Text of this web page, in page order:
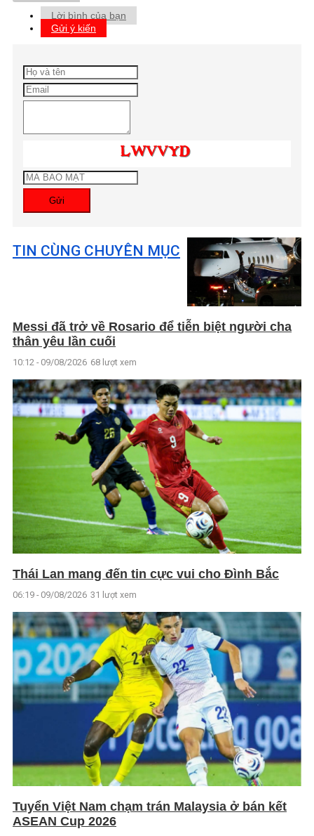
Lời bình của bạn
Gửi ý kiến
Gửi
TIN CÙNG CHUYÊN MỤC
Messi đã trở về Rosario để tiễn biệt người cha
thân yêu lần cuối
10:12 - 09/08/2026 68 lượt xem
Thái Lan mang đến tin cực vui cho Đình Bắc
06:19 - 09/08/2026 31 lượt xem
Tuyển Việt Nam chạm trán Malaysia ở bán kết
ASEAN Cup 2026